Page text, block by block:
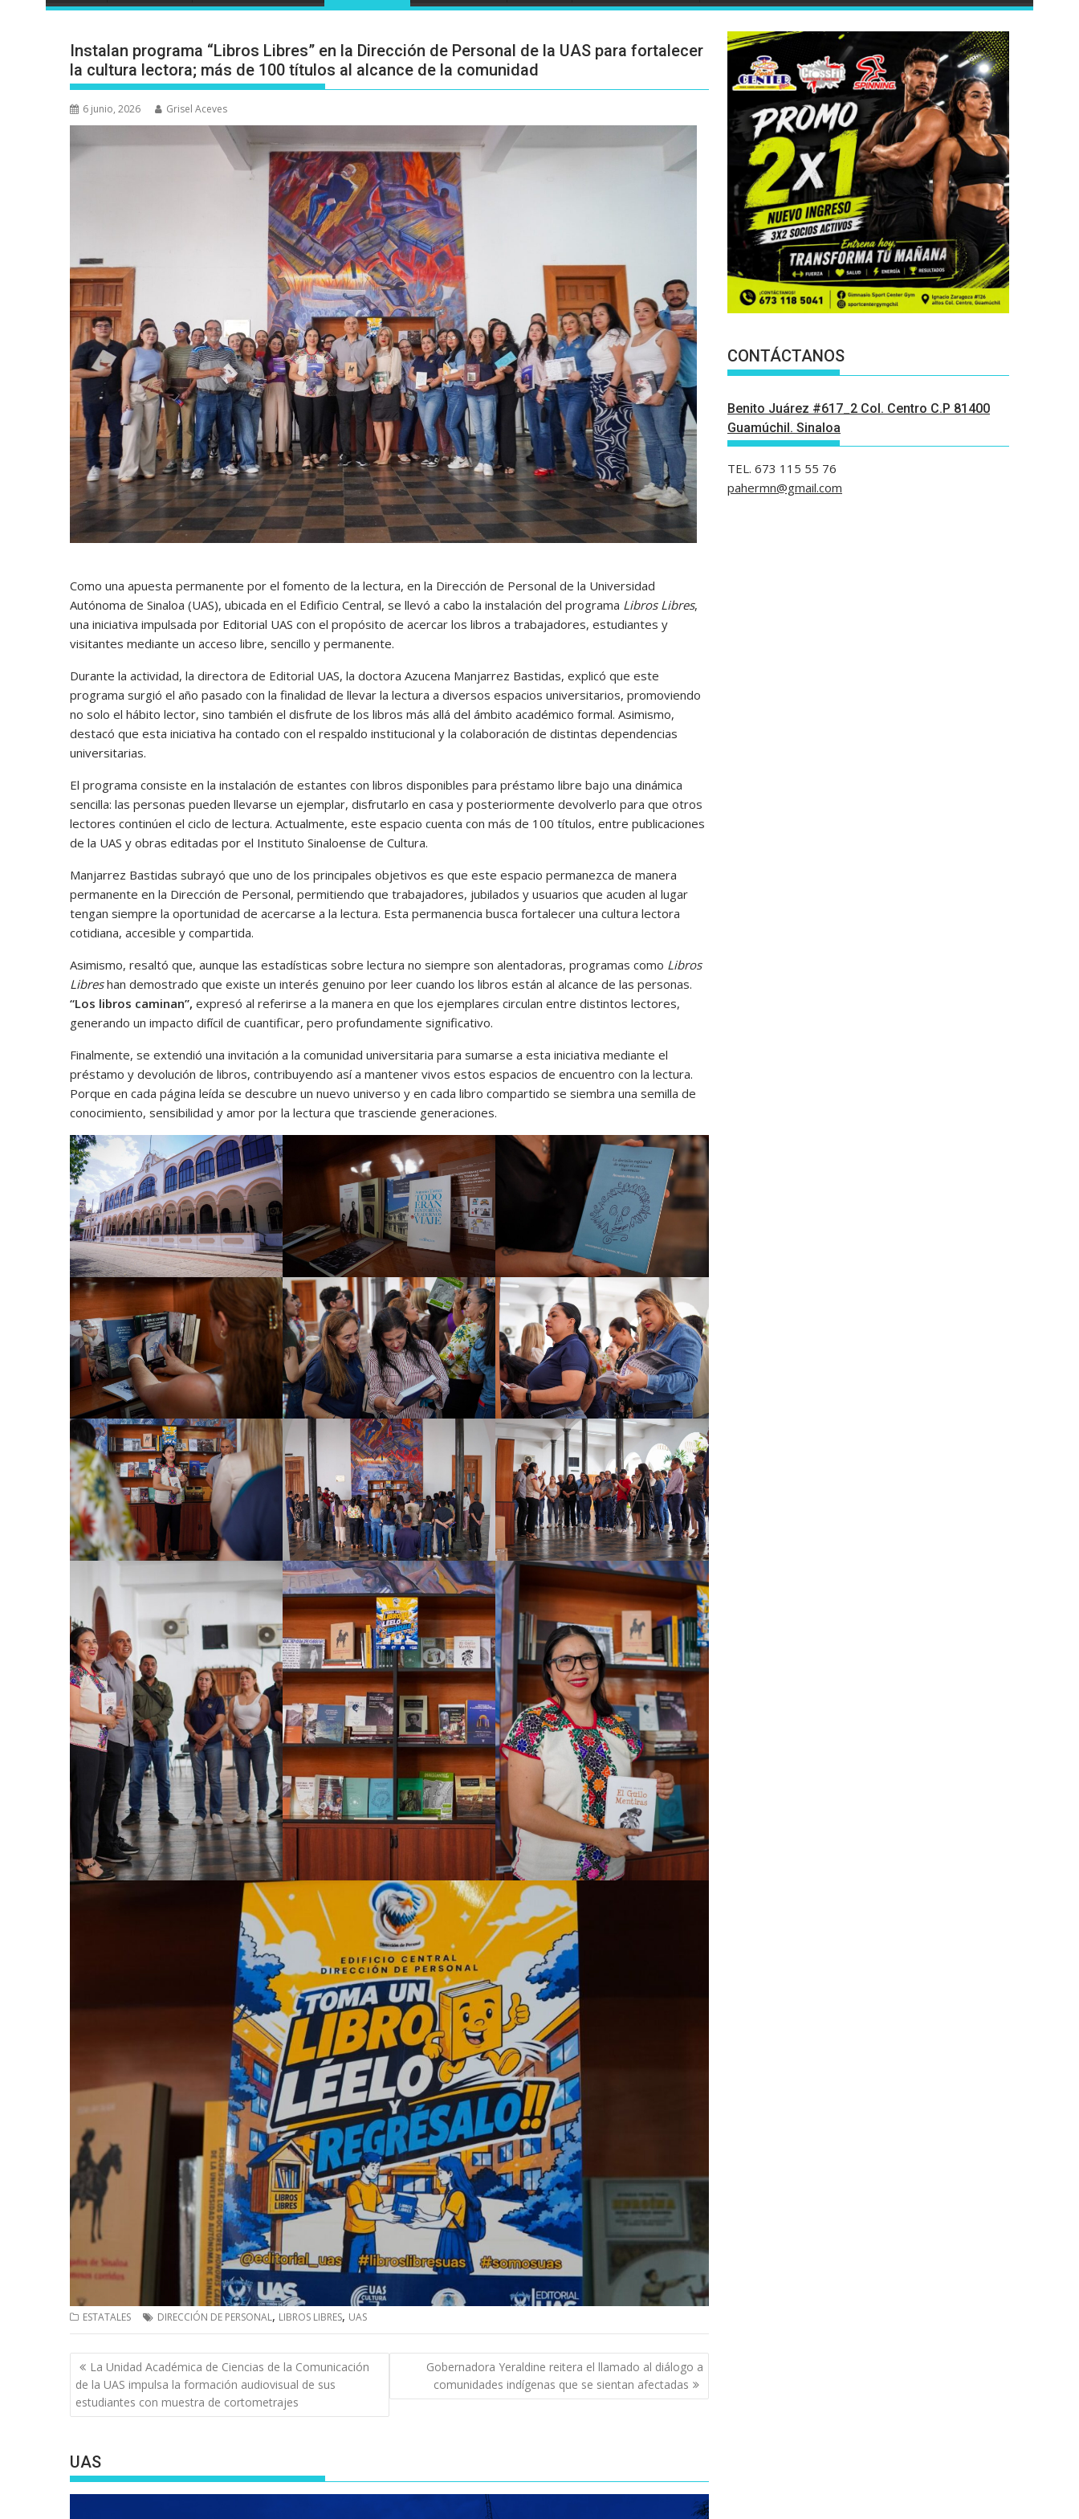
Instalan programa “Libros Libres” en la Dirección de Personal de la UAS para fortalecer
la cultura lectora; más de 100 títulos al alcance de la comunidad
6 junio, 2026 Grisel Aceves
Como una apuesta permanente por el fomento de la lectura, en la Dirección de Personal de la Universidad
Autónoma de Sinaloa (UAS), ubicada en el Edificio Central, se llevó a cabo la instalación del programa Libros Libres,
una iniciativa impulsada por Editorial UAS con el propósito de acercar los libros a trabajadores, estudiantes y
visitantes mediante un acceso libre, sencillo y permanente.
Durante la actividad, la directora de Editorial UAS, la doctora Azucena Manjarrez Bastidas, explicó que este
programa surgió el año pasado con la finalidad de llevar la lectura a diversos espacios universitarios, promoviendo
no solo el hábito lector, sino también el disfrute de los libros más allá del ámbito académico formal. Asimismo,
destacó que esta iniciativa ha contado con el respaldo institucional y la colaboración de distintas dependencias
universitarias.
El programa consiste en la instalación de estantes con libros disponibles para préstamo libre bajo una dinámica
sencilla: las personas pueden llevarse un ejemplar, disfrutarlo en casa y posteriormente devolverlo para que otros
lectores continúen el ciclo de lectura. Actualmente, este espacio cuenta con más de 100 títulos, entre publicaciones
de la UAS y obras editadas por el Instituto Sinaloense de Cultura.
Manjarrez Bastidas subrayó que uno de los principales objetivos es que este espacio permanezca de manera
permanente en la Dirección de Personal, permitiendo que trabajadores, jubilados y usuarios que acuden al lugar
tengan siempre la oportunidad de acercarse a la lectura. Esta permanencia busca fortalecer una cultura lectora
cotidiana, accesible y compartida.
Asimismo, resaltó que, aunque las estadísticas sobre lectura no siempre son alentadoras, programas como Libros
Libreshan demostrado que existe un interés genuino por leer cuando los libros están al alcance de las personas.
“Los libros caminan”, expresó al referirse a la manera en que los ejemplares circulan entre distintos lectores,
generando un impacto difícil de cuantificar, pero profundamente significativo.
Finalmente, se extendió una invitación a la comunidad universitaria para sumarse a esta iniciativa mediante el
préstamo y devolución de libros, contribuyendo así a mantener vivos estos espacios de encuentro con la lectura.
Porque en cada página leída se descubre un nuevo universo y en cada libro compartido se siembra una semilla de
conocimiento, sensibilidad y amor por la lectura que trasciende generaciones.
ESTATALES DIRECCIÓN DE PERSONAL, LIBROS LIBRES, UAS
Navegación
de
entradas
La Unidad Académica de Ciencias de la Comunicación
de la UAS impulsa la formación audiovisual de sus
estudiantes con muestra de cortometrajes
Gobernadora Yeraldine reitera el llamado al diálogo a
comunidades indígenas que se sientan afectadas
UAS
CONTÁCTANOS
Benito Juárez #617_2 Col. Centro C.P 81400
Guamúchil. Sinaloa
TEL. 673 115 55 76
pahermn@gmail.com